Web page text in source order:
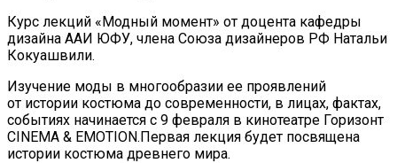
Курс лекций «Модный момент» от доцента кафедры
дизайна ААИ ЮФУ, члена Союза дизайнеров РФ Натальи
Кокуашвили.
Изучение моды в многообразии ее проявлений
от истории костюма до современности, в лицах, фактах,
событиях начинается с 9 февраля в кинотеатре Горизонт
CINEMA & EMOTION.Первая лекция будет посвящена
истории костюма древнего мира.